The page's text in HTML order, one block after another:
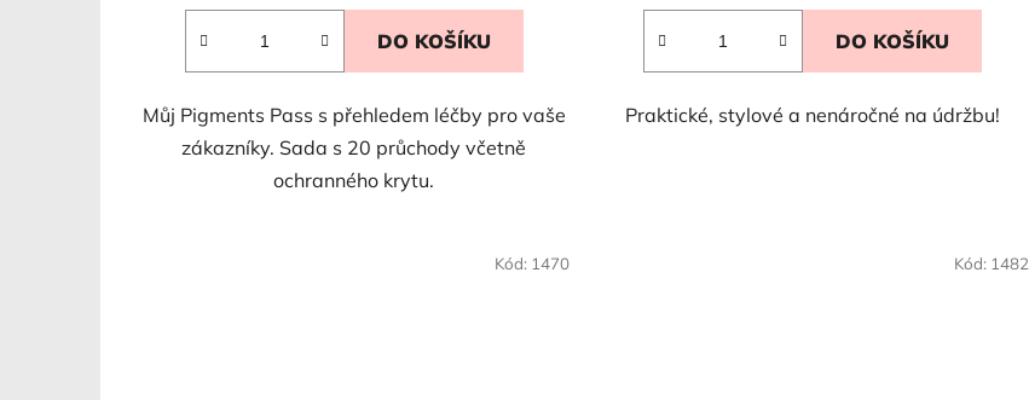
DO KOŠÍKU
Můj Pigments Pass s přehledem léčby pro vaše
zákazníky. Sada s 20 průchody včetně
ochranného krytu.
DO KOŠÍKU
Praktické, stylové a nenáročné na údržbu!
Kód: 1470 Kód: 1482